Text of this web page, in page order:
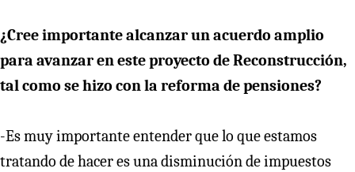
¿Cree importante alcanzar un acuerdo amplio
para avanzar en este proyecto de Reconstrucción,
tal como se hizo con la reforma de pensiones?
-Es muy importante entender que lo que estamos
tratando de hacer es una disminución de impuestos